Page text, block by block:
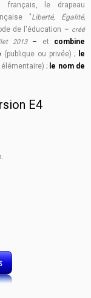
français, le drapeau
"Liberté, Égalité,
de de l'éducation – créé
2013
– et combine
(publique ou privée) ;
le
; le nom de
E4